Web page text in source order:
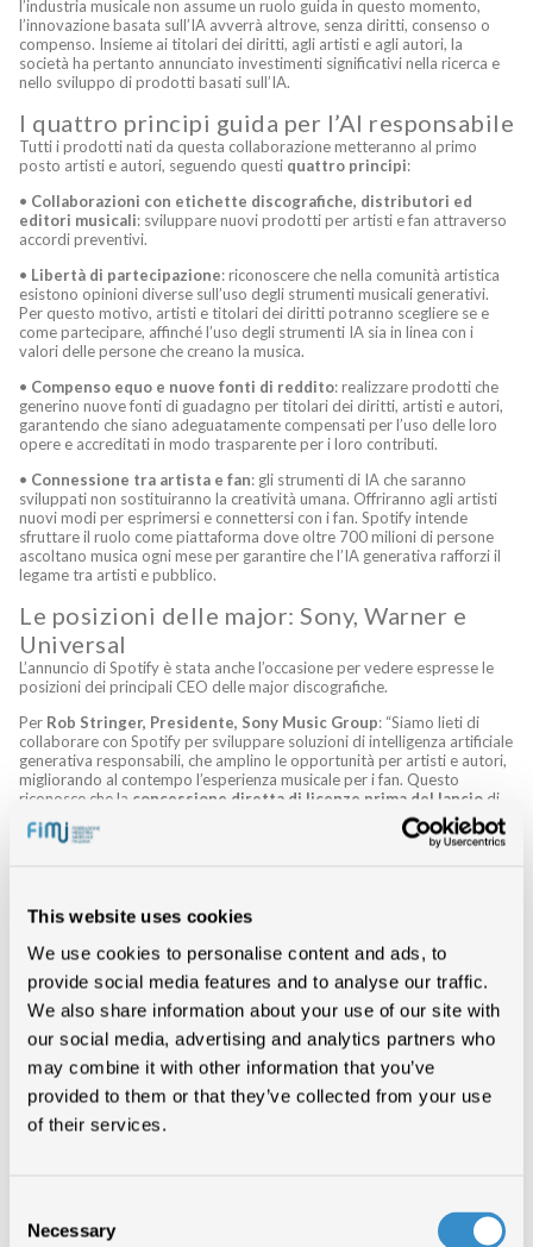
This website uses cookies
We use cookies to personalise content and ads, to
provide social media features and to analyse our traffic.
We also share information about your use of our site with
our social media, advertising and analytics partners who
may combine it with other information that you’ve
provided to them or that they’ve collected from your use
of their services.
Selection
Necessary
l’industria musicale non assume un ruolo guida in questo momento,
l’innovazione basata sull’IA avverrà altrove, senza diritti, consenso o
compenso. Insieme ai titolari dei diritti, agli artisti e agli autori, la
società ha pertanto annunciato investimenti significativi nella ricerca e
nello sviluppo di prodotti basati sull’IA.
I quattro principi guida per l’AI responsabile
Tutti i prodotti nati da questa collaborazione metteranno al primo
posto artisti e autori, seguendo questi quattro principi:
• Collaborazioni con etichette discografiche, distributori ed
editori musicali: sviluppare nuovi prodotti per artisti e fan attraverso
accordi preventivi.
• Libertà di partecipazione: riconoscere che nella comunità artistica
esistono opinioni diverse sull’uso degli strumenti musicali generativi.
Per questo motivo, artisti e titolari dei diritti potranno scegliere se e
come partecipare, affinché l’uso degli strumenti IA sia in linea con i
valori delle persone che creano la musica.
• Compenso equo e nuove fonti di reddito: realizzare prodotti che
generino nuove fonti di guadagno per titolari dei diritti, artisti e autori,
garantendo che siano adeguatamente compensati per l’uso delle loro
opere e accreditati in modo trasparente per i loro contributi.
• Connessione tra artista e fan: gli strumenti di IA che saranno
sviluppati non sostituiranno la creatività umana. Offriranno agli artisti
nuovi modi per esprimersi e connettersi con i fan. Spotify intende
sfruttare il ruolo come piattaforma dove oltre 700 milioni di persone
ascoltano musica ogni mese per garantire che l’IA generativa rafforzi il
legame tra artisti e pubblico.
Le posizioni delle major: Sony, Warner e
Universal
L’annuncio di Spotify è stata anche l’occasione per vedere espresse le
posizioni dei principali CEO delle major discografiche.
Per Rob Stringer, Presidente, Sony Music Group: “Siamo lieti di
collaborare con Spotify per sviluppare soluzioni di intelligenza artificiale
generativa responsabili, che amplino le opportunità per artisti e autori,
migliorando al contempo l’esperienza musicale per i fan. Questo
riconosce che la concessione diretta di licenze prima del lancio di
nuovi prodotti è l’unico modo appropriato per svilupparli, e dimostra
come un mercato che funziona correttamente porti benefici a tutti gli
siaal servizio di artisti e autori, e non contro di loro
significa collaborare con partner che comprendano la necessità di nuovi
accordi di licenza per l’IA, che tutelino e compensino i titolari dei diritti e
la comunità creativa. Sosteniamo le linee guida responsabili di Spotify
sull’IA e accogliamo con entusiasmo l’opportunità di plasmare insieme il
futuro,” è stato invece il commento diRobert Kyncl, CEO, Warner
La visione di Universal Music Group sull’AI
generativa
Sir Lucian Grainge, Presidente e CEO, Universal Music Group
confermato la linea che proprio di recente aveva espresso in un lungo
accordi Artist-Centric che stabiliscono nuovi strumenti innovativi per
cogliere le opportunità offerte da questa tecnologia rivoluzionaria”.